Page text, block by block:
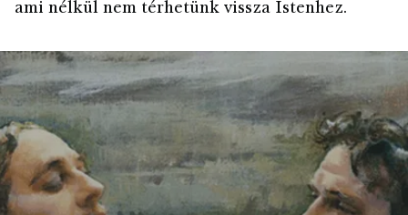
ami nélkül nem térhetünk vissza Istenhez.